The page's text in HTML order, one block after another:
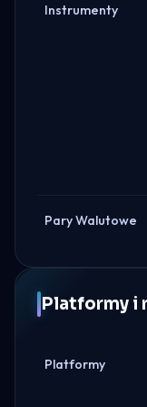
Instrumenty
Pary Walutowe
Platformy i
Platformy